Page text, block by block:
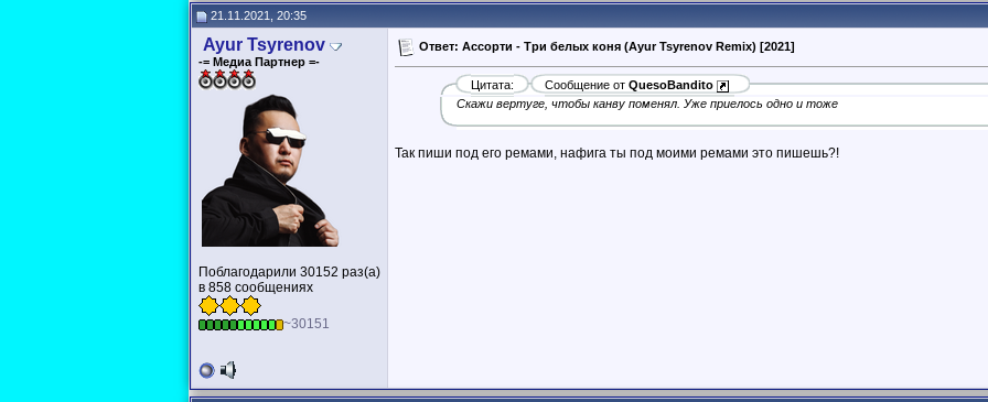
21.11.2021, 20:35
Ayur Tsyrenov
-= Медиа Партнер =-
Поблагодарили 30152 раз(а)
в 858 сообщениях
~30151
Ответ: Ассорти - Три белых коня (Ayur Tsyrenov Remix) [2021]
Цитата: Сообщение от QuesoBandito
Скажи вертуге, чтобы канву поменял. Уже приелось одно и тоже
Так пиши под его ремами, нафига ты под моими ремами это пишешь?!